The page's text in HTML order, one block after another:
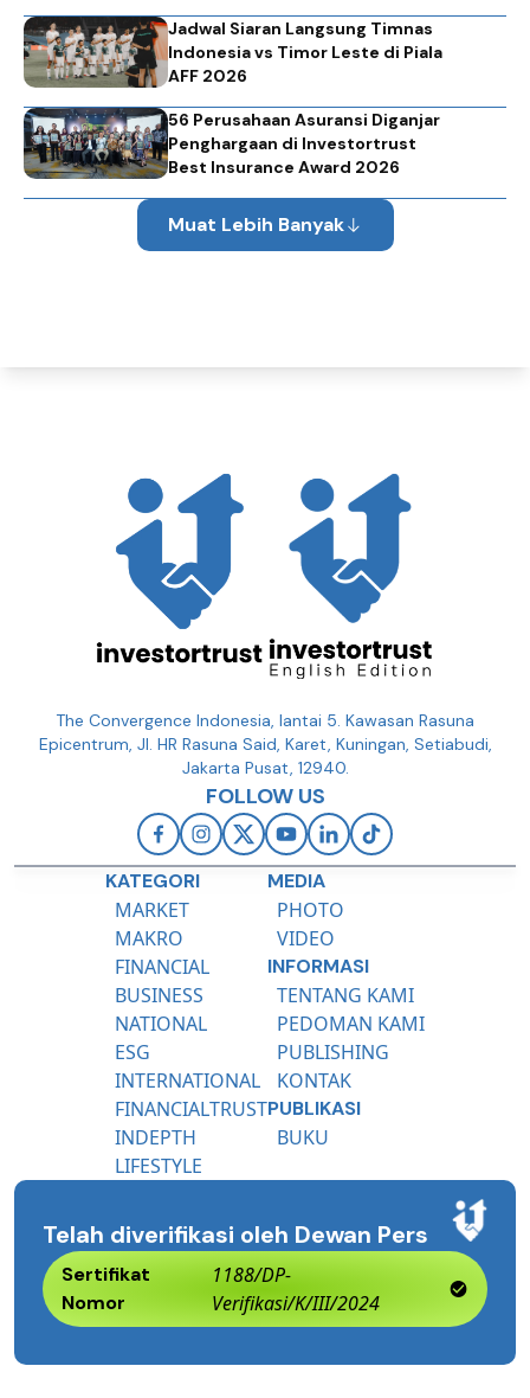
Jadwal Siaran Langsung Timnas
Indonesia vs Timor Leste di Piala
AFF 2026
56 Perusahaan Asuransi Diganjar
Penghargaan di Investortrust
Best Insurance Award 2026
Muat Lebih Banyak
The Convergence Indonesia, lantai 5. Kawasan Rasuna
Epicentrum, Jl. HR Rasuna Said, Karet, Kuningan, Setiabudi,
Jakarta Pusat, 12940.
FOLLOW US
KATEGORI
MARKET
MAKRO
FINANCIAL
BUSINESS
NATIONAL
ESG
INTERNATIONAL
FINANCIALTRUST
INDEPTH
LIFESTYLE
MEDIA
PHOTO
VIDEO
INFORMASI
TENTANG KAMI
PEDOMAN KAMI
PUBLISHING
KONTAK
PUBLIKASI
BUKU
Telah diverifikasi oleh Dewan Pers
Sertifikat
Nomor
1188/DP-
Verifikasi/K/III/2024